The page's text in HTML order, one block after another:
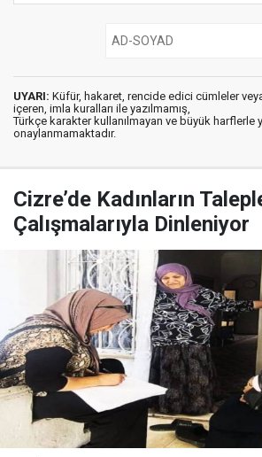
UYARI: Küfür, hakaret, rencide edici cümleler
içeren, imla kuralları ile yazılmamış,
Türkçe karakter kullanılmayan ve büyük harflerle
onaylanmamaktadır.
Cizre’de Kadınların
Çalışmalarıyla Dinleniyor